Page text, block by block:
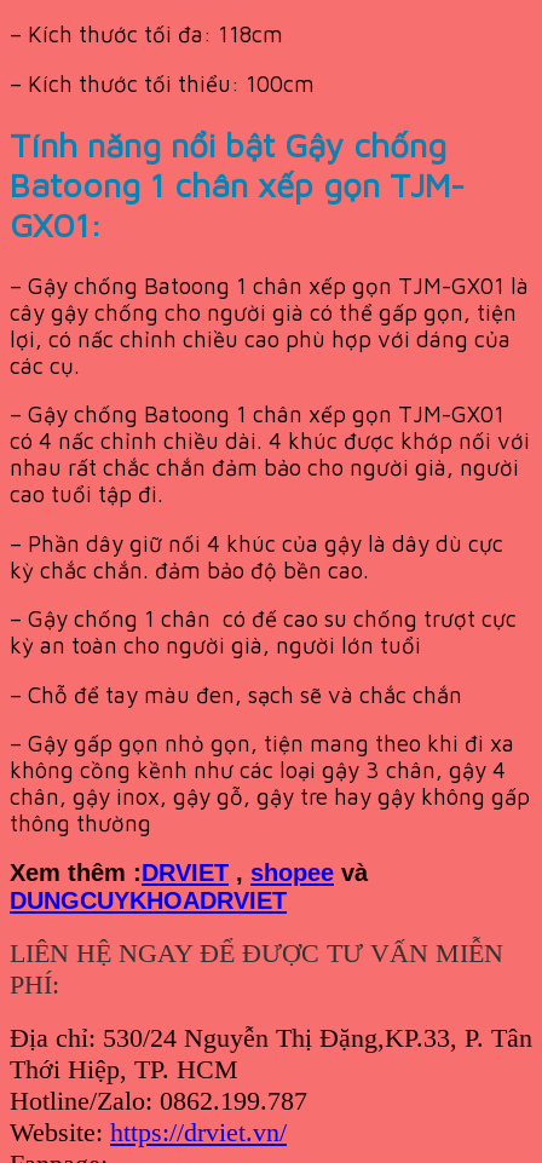
– Kích thước tối đa: 118cm
– Kích thước tối thiểu: 100cm
Tính năng nổi bật Gậy chống
Batoong 1 chân xếp gọn TJM-
GX01:
– Gậy chống Batoong 1 chân xếp gọn TJM-GX01 là
cây gậy chống cho người già có thể gấp gọn, tiện
lợi, có nấc chỉnh chiều cao phù hợp với dáng của
các cụ.
– Gậy chống Batoong 1 chân xếp gọn TJM-GX01
có 4 nấc chỉnh chiều dài. 4 khúc được khớp nối với
nhau rất chắc chắn đảm bảo cho người già, người
cao tuổi tập đi.
– Phần dây giữ nối 4 khúc của gậy là dây dù cực
kỳ chắc chắn. đảm bảo độ bền cao.
– Gậy chống 1 chân có đế cao su chống trượt cực
kỳ an toàn cho người già, người lớn tuổi
– Chỗ để tay màu đen, sạch sẽ và chắc chắn
– Gậy gấp gọn nhỏ gọn, tiện mang theo khi đi xa
không cồng kềnh như các loại gậy 3 chân, gậy 4
chân, gậy inox, gậy gỗ, gậy tre hay gậy không gấp
thông thường
Xem thêm :DRVIET , shopee và
DUNGCUYKHOADRVIET
LIÊN HỆ NGAY ĐỂ ĐƯỢC TƯ VẤN MIỄN
PHÍ:
Địa chỉ: 530/24 Nguyễn Thị Đặng,KP.33, P. Tân
Thới Hiệp, TP. HCM
Hotline/Zalo: 0862.199.787
Website: https://drviet.vn/